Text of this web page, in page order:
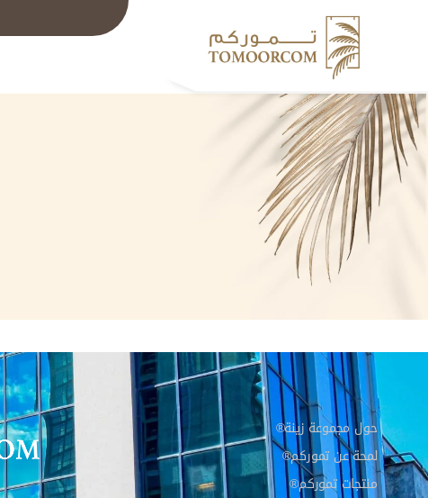
حول مجموعة زينة®
لمحة عن تموركم®
منتجات تموركم®